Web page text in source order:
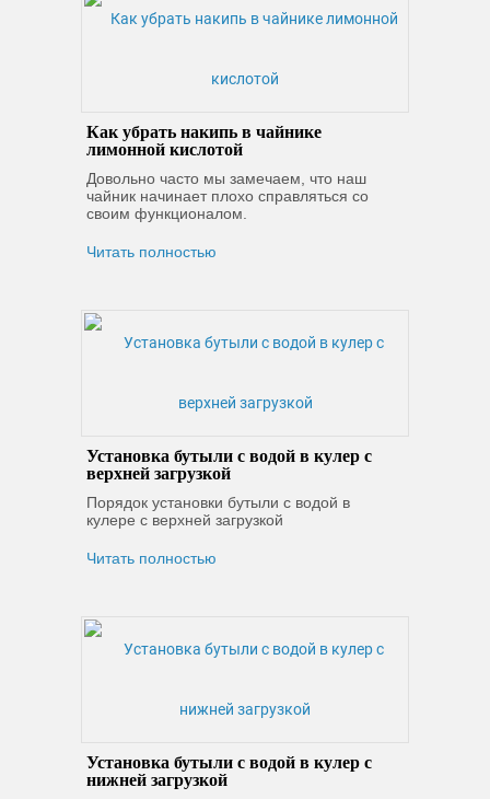
Как убрать накипь в чайнике
лимонной кислотой
Довольно часто мы замечаем, что наш
чайник начинает плохо справляться со
своим функционалом.
Читать полностью
Установка бутыли с водой в кулер с
верхней загрузкой
Порядок установки бутыли с водой в
кулере с верхней загрузкой
Читать полностью
Установка бутыли с водой в кулер с
нижней загрузкой